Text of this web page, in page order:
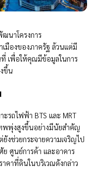
นาโครงการ
มืองของภาครัฐ ล้วนแต่มี
เพื่อให้คุณมีข้อมูลในการ
ขึ้น
รถไฟฟ้า BTS และ MRT
พพุ่งสูงขึ้นอย่างมีนัยสำคัญ
งช่วยกระจายความเจริญไป
ศูนย์การค้า และอาคาร
คาที่ดินในบริเวณดังกล่าว